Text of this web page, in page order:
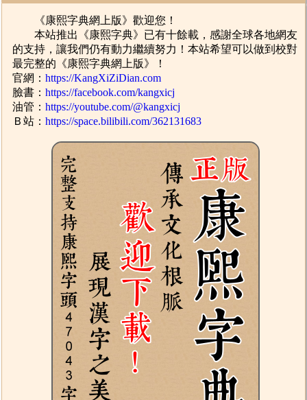
《康熙字典網上版》歡迎您！
本站推出《康熙字典》已有十餘載，感謝全球各地網友
的支持，讓我們仍有動力繼續努力！本站希望可以做到校對
最完整的《康熙字典網上版》！
官網：https://KangXiZiDian.com
臉書：https://facebook.com/kangxicj
油管：https://youtube.com/@kangxicj
Ｂ站：https://space.bilibili.com/362131683